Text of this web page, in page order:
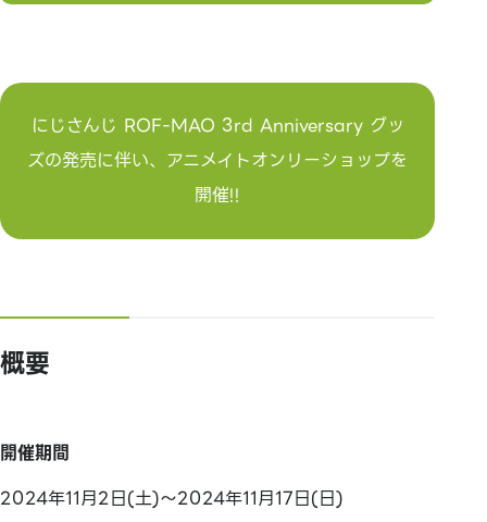
にじさんじ ROF-MAO 3rd Anniversary グッ
ズの発売に伴い、アニメイトオンリーショップを
開催!!
概要
開催期間
2024年11月2日(土)～2024年11月17日(日)